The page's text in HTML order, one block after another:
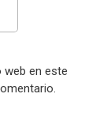
web en este